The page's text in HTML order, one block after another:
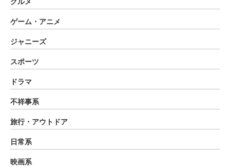
ゲーム・アニメ
ジャニーズ
スポーツ
ドラマ
不祥事系
旅行・アウトドア
日常系
映画系